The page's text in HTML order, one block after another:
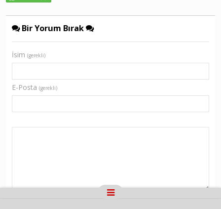
Bir Yorum Bırak
İsim (gerekli)
E-Posta (gerekli)